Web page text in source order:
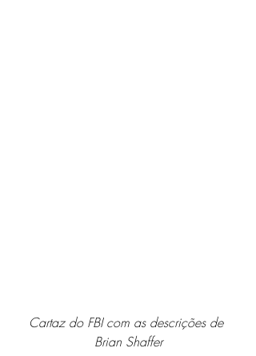
Cartaz do FBI com as descrições de
Brian Shaffer